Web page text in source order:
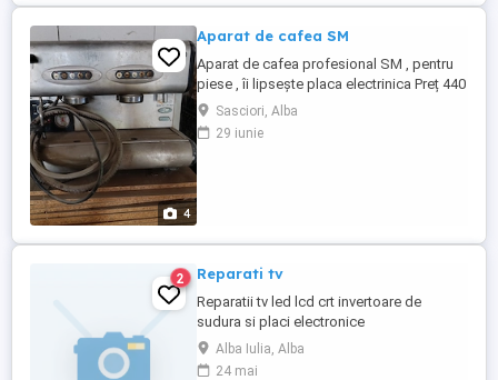
4
Aparat de cafea SM
Aparat de cafea profesional SM , pentru
piese , îi lipsește placa electrinica Preț 440
lei Sasciori, Alba
29 iunie
2 Reparati tv
Reparatii tv led lcd crt invertoare de
sudura si placi electronice
Alba Iulia, Alba
24 mai